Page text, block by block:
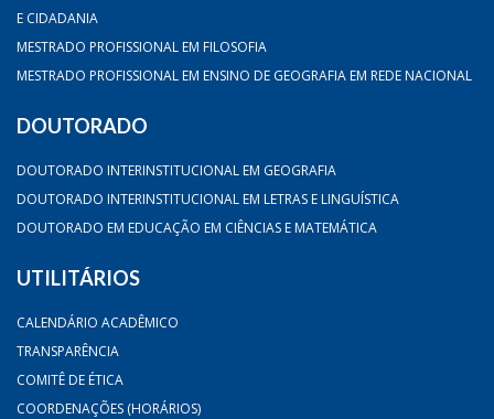
E CIDADANIA
MESTRADO PROFISSIONAL EM FILOSOFIA
MESTRADO PROFISSIONAL EM ENSINO DE GEOGRAFIA EM REDE NACIONAL
DOUTORADO
DOUTORADO INTERINSTITUCIONAL EM GEOGRAFIA
DOUTORADO INTERINSTITUCIONAL EM LETRAS E LINGUÍSTICA
DOUTORADO EM EDUCAÇÃO EM CIÊNCIAS E MATEMÁTICA
UTILITÁRIOS
CALENDÁRIO ACADÊMICO
TRANSPARÊNCIA
COMITÊ DE ÉTICA
COORDENAÇÕES (HORÁRIOS)